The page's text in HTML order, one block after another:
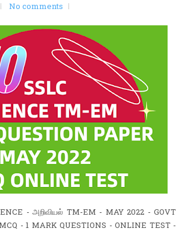
No comments
- அறிவியல் TM-EM - MAY 2022 - GOVT
- 1 MARK QUESTIONS - ONLINE TEST -